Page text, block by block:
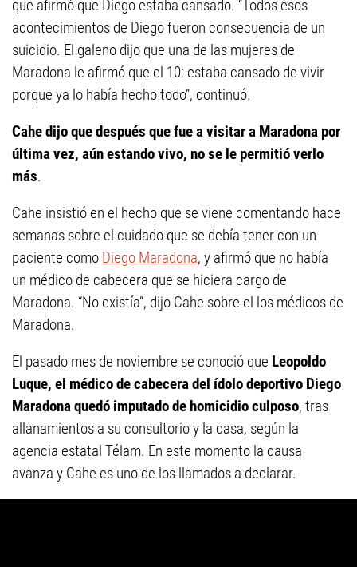
que afirmó que Diego estaba cansado. “Todos esos
acontecimientos de Diego fueron consecuencia de un
suicidio. El galeno dijo que una de las mujeres de
Maradona le afirmó que el 10: estaba cansado de vivir
porque ya lo había hecho todo”, continuó.
Cahe dijo que después que fue a visitar a Maradona por
última vez, aún estando vivo, no se le permitió verlo
más.
Cahe insistió en el hecho que se viene comentando hace
semanas sobre el cuidado que se debía tener con un
paciente como Diego Maradona, y afirmó que no había
un médico de cabecera que se hiciera cargo de
Maradona. “No existía”, dijo Cahe sobre el los médicos de
Maradona.
El pasado mes de noviembre se conoció que Leopoldo
Luque, el médico de cabecera del ídolo deportivo Diego
Maradona quedó imputado de homicidio culposo, tras
allanamientos a su consultorio y la casa, según la
agencia estatal Télam. En este momento la causa
avanza y Cahe es uno de los llamados a declarar.